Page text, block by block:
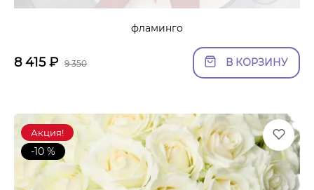
фламинго
8 415₽ 9 350 В КОРЗИНУ
Акция!
-10 %